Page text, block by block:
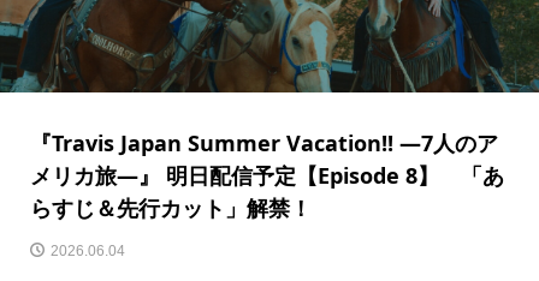
『Travis Japan Summer Vacation!! ―7人のア
メリカ旅―』 明日配信予定【Episode 8】 「あ
らすじ＆先行カット」解禁！
2026.06.04